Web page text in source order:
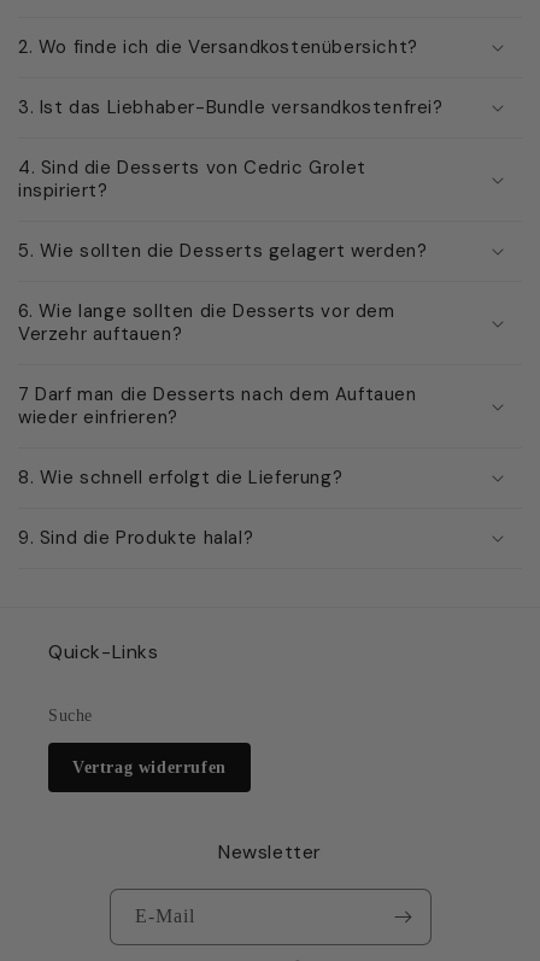
2. Wo finde ich die Versandkostenübersicht?
3. Ist das Liebhaber-Bundle versandkostenfrei?
4. Sind die Desserts von Cedric Grolet
inspiriert?
5. Wie sollten die Desserts gelagert werden?
6. Wie lange sollten die Desserts vor dem
Verzehr auftauen?
7 Darf man die Desserts nach dem Auftauen
wieder einfrieren?
8. Wie schnell erfolgt die Lieferung?
9. Sind die Produkte halal?
Quick-Links
Suche
Vertrag widerrufen
Newsletter
E-Mail